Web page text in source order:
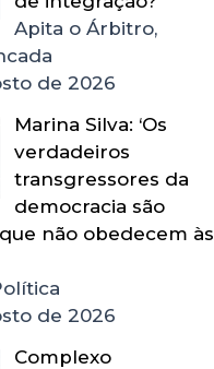
Apita o Árbitro,
de 2026
Marina Silva: ‘Os
verdadeiros
transgressores da
democracia são
não obedecem às
de 2026
Complexo